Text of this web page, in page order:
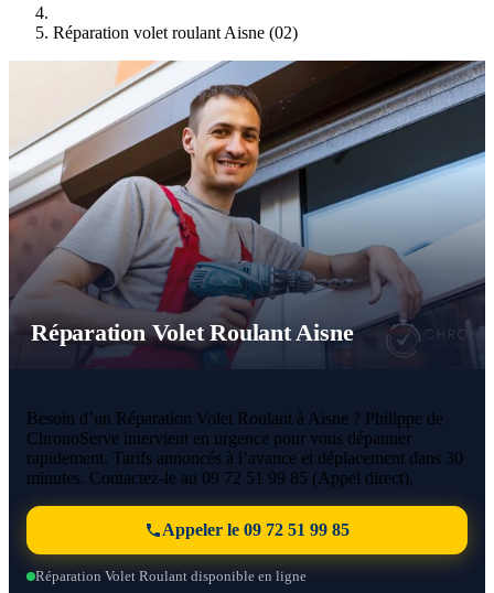
Réparation volet roulant Aisne (02)
Réparation Volet Roulant Aisne
Besoin d’un Réparation Volet Roulant à Aisne ? Philippe de
ChronoServe intervient en urgence pour vous dépanner
rapidement. Tarifs annoncés à l’avance et déplacement dans 30
minutes. Contactez-le au 09 72 51 99 85 (Appel direct).
Appeler le 09 72 51 99 85
Réparation Volet Roulant disponible en ligne